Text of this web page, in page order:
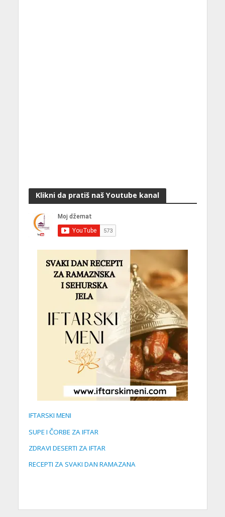
Klikni da pratiš naš Youtube kanal
IFTARSKI MENI
SUPE I ČORBE ZA IFTAR
ZDRAVI DESERTI ZA IFTAR
RECEPTI ZA SVAKI DAN RAMAZANA